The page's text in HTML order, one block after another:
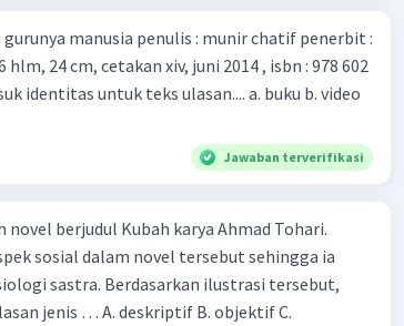
Jawaban terverifikasi
novel berjudul Kubah karya Ahmad Tohari.
sosial dalam novel tersebut sehingga ia
ilustrasi tersebut,
… A. deskriptif B. objektif C.